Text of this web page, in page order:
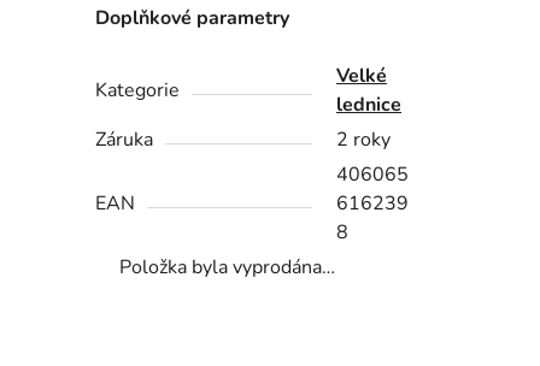
Doplňkové parametry
Kategorie
Velké
lednice
Záruka
2 roky
EAN
406065
616239
8
Položka byla vyprodána…